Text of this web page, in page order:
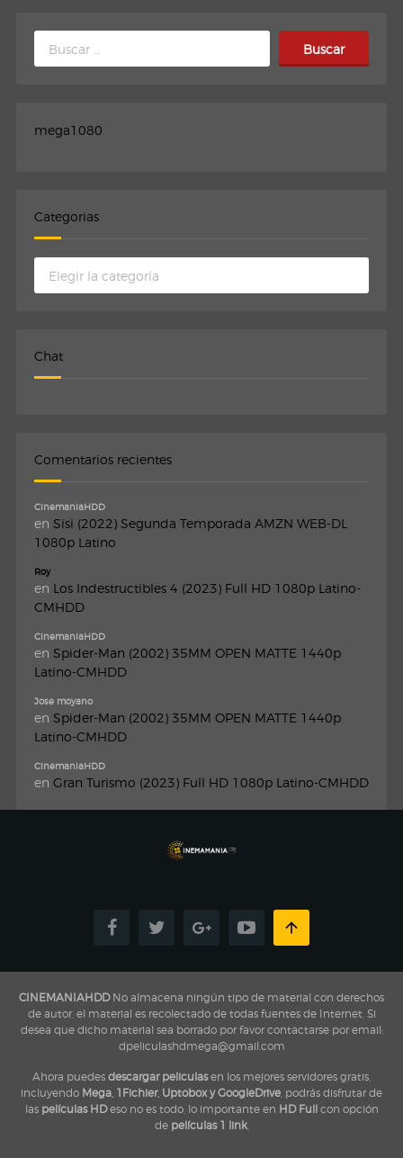
Buscar:
mega1080
Categorias
Categorias
Chat
Comentarios recientes
CinemaniaHDD
en Sisi (2022) Segunda Temporada AMZN WEB-DL
1080p Latino
Roy
en Los Indestructibles 4 (2023) Full HD 1080p Latino-
CMHDD
CinemaniaHDD
en Spider-Man (2002) 35MM OPEN MATTE 1440p
Latino-CMHDD
Jose moyano
en Spider-Man (2002) 35MM OPEN MATTE 1440p
Latino-CMHDD
CinemaniaHDD
en Gran Turismo (2023) Full HD 1080p Latino-CMHDD
CINEMANIAHDDNo almacena ningún tipo de material con derechos
de autor, el material es recolectado de todas fuentes de Internet, Si
desea que dicho material sea borrado por favor contactarse por email:
dpeliculashdmega@gmail.com
Ahora puedes descargar peliculasen los mejores servidores gratis,
incluyendo Mega, 1Fichier, Uptobox y GoogleDrive , podrás disfrutar de
las películas HDeso no es todo, lo importante en HD Fullcon opción
de películas 1 link,